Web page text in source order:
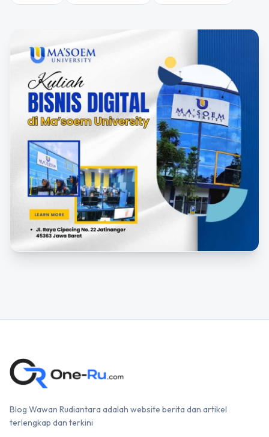
Blog Wawan Rudiantara adalah website berita dan artikel
terlengkap dan terkini